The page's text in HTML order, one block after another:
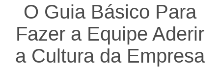
O Guia Básico Para
Fazer a Equipe Aderir
a Cultura da Empresa